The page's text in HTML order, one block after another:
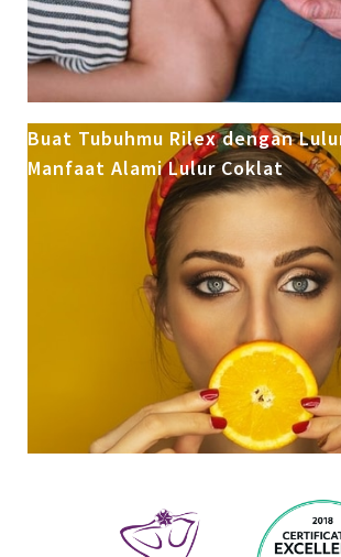
Buat Tubuhmu Rilex dengan
Manfaat Alami Lulur Coklat